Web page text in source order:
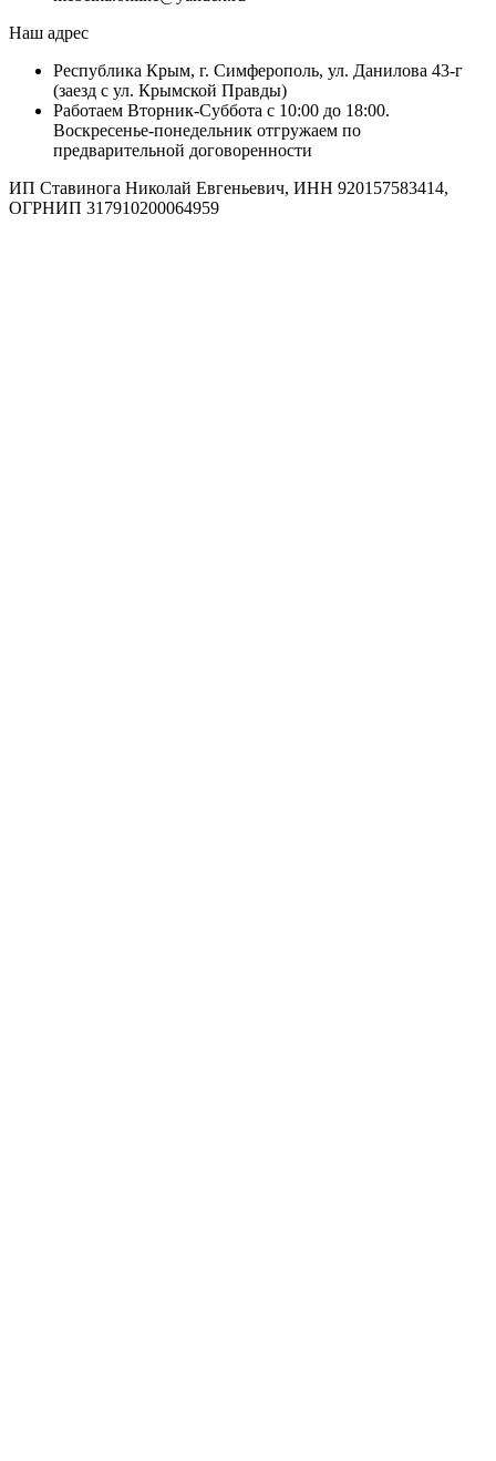
Наш адрес
Республика Крым, г. Симферополь, ул. Данилова 43-г
(заезд с ул. Крымской Правды)
Работаем Вторник-Суббота с 10:00 до 18:00.
Воскресенье-понедельник отгружаем по
предварительной договоренности
ИП Ставинога Николай Евгеньевич, ИНН 920157583414,
ОГРНИП 317910200064959